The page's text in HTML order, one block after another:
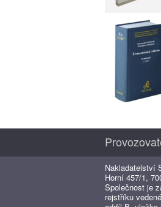
Nakladatelství
Horní 457/1,
Společnost je
rejstříku